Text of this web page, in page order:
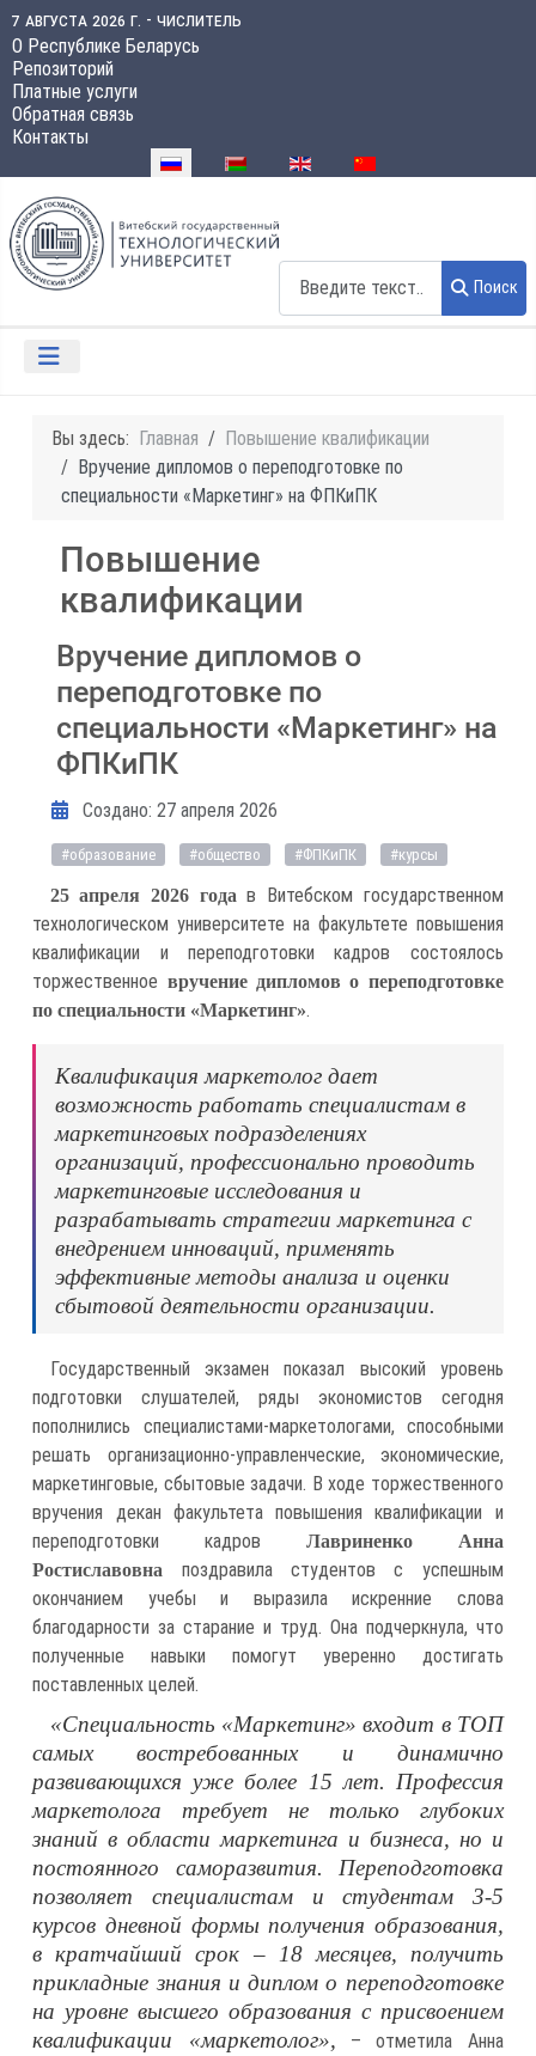
7 августа 2026 г. - числитель
О Республике Беларусь
Репозиторий
Платные услуги
Обратная связь
Контакты
Выберите язык
Поиск
Вы здесь: Главная
Повышение квалификации
Вручение дипломов о переподготовке по
специальности «Маркетинг» на ФПКиПК
Повышение
квалификации
Вручение дипломов о
переподготовке по
специальности «Маркетинг» на
ФПКиПК
Информация о материале
Создано: 27 апреля 2026
#образование #общество #ФПКиПК #курсы
25 апреля 2026 года в Витебском государственном
технологическом университете на факультете повышения
квалификации и переподготовки кадров состоялось
торжественное вручение дипломов о переподготовке
по специальности «Маркетинг».
Квалификация маркетолог дает
возможность работать специалистам в
маркетинговых подразделениях
организаций, профессионально проводить
маркетинговые исследования и
разрабатывать стратегии маркетинга с
внедрением инноваций, применять
эффективные методы анализа и оценки
сбытовой деятельности организации.
Государственный экзамен показал высокий уровень
подготовки слушателей, ряды экономистов сегодня
пополнились специалистами-маркетологами, способными
решать организационно-управленческие, экономические,
маркетинговые, сбытовые задачи. В ходе торжественного
вручения декан факультета повышения квалификации и
переподготовки кадров Лавриненко Анна
Ростиславовна
поздравила студентов с успешным
окончанием учебы и выразила искренние слова
благодарности за старание и труд. Она подчеркнула, что
полученные навыки помогут уверенно достигать
поставленных целей.
«Специальность «Маркетинг» входит в ТОП
самых востребованных и динамично
развивающихся уже более 15 лет. Профессия
маркетолога требует не только глубоких
знаний в области маркетинга и бизнеса, но и
постоянного саморазвития. Переподготовка
позволяет специалистам и студентам 3-5
курсов дневной формы получения образования,
в кратчайший срок – 18 месяцев, получить
прикладные знания и диплом о переподготовке
на уровне высшего образования с присвоением
квалификации «маркетолог», – отметила Анна